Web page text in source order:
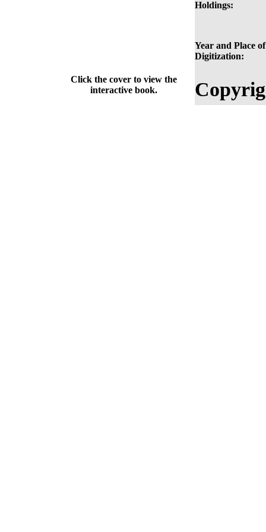
Holdings:
Year and Place of
Digitization:
Click the cover to view the
interactive book.